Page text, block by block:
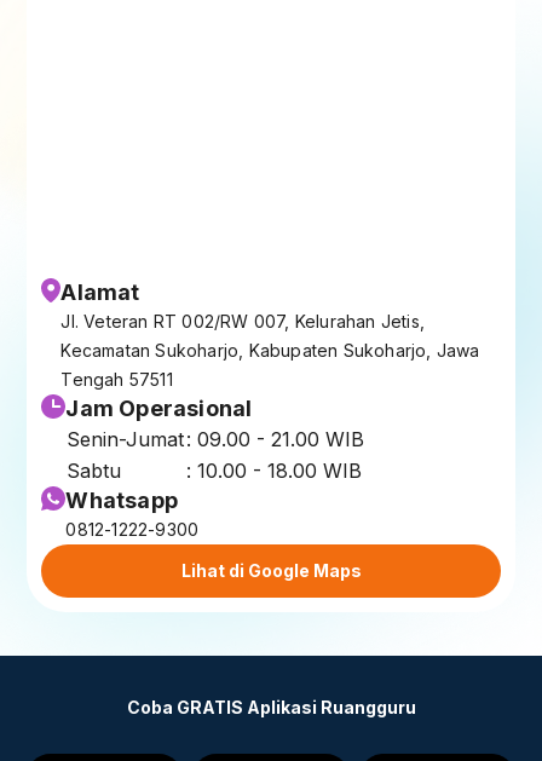
Alamat
Jl. Veteran RT 002/RW 007, Kelurahan Jetis,
Kecamatan Sukoharjo, Kabupaten Sukoharjo, Jawa
Tengah 57511
Jam Operasional
Senin-Jumat: 09.00 - 21.00 WIB
Sabtu
: 10.00 - 18.00 WIB
Whatsapp
0812-1222-9300
Lihat di Google Maps
Coba GRATIS Aplikasi Ruangguru